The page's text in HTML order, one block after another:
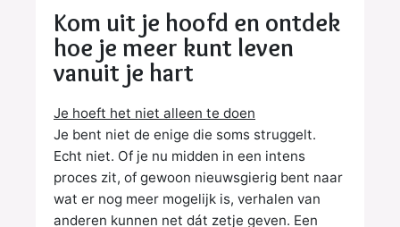
Kom uit je hoofd en ontdek
hoe je meer kunt leven
vanuit je hart
Je hoeft het niet alleen te doen
Je bent niet de enige die soms struggelt.
Echt niet. Of je nu midden in een intens
proces zit, of gewoon nieuwsgierig bent naar
wat er nog meer mogelijk is, verhalen van
anderen kunnen net dát zetje geven. Een